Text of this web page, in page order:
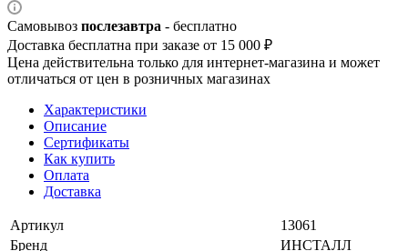
Самовывоз послезавтра - бесплатно
Доставка бесплатна при заказе от 15 000 ₽
Цена действительна только для интернет-магазина и может
отличаться от цен в розничных магазинах
Характеристики
Описание
Сертификаты
Как купить
Оплата
Доставка
Артикул
13061
Бренд
ИНСТАЛЛ